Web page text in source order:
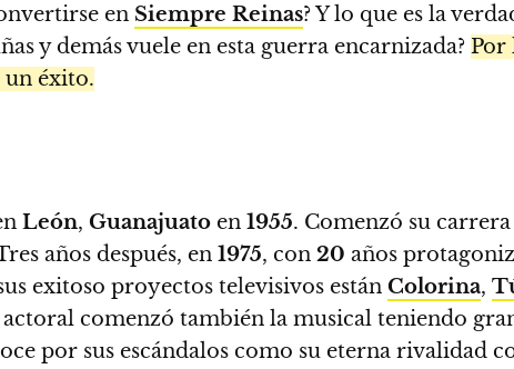
en Siempre Reinas? Y lo que es la
y demás vuele en esta guerra encarnizada? Por
un éxito.
León, Guanajuato en 1955. Comenzó su
años después, en 1975, con 20 años
exitoso proyectos televisivos están Colorina,
comenzó también la musical teniendo
por sus escándalos como su eterna rivalidad